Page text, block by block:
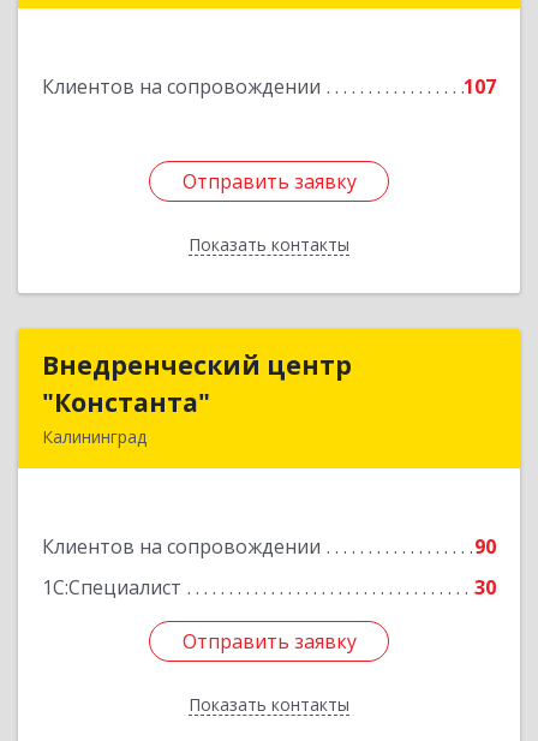
Клиентов на сопровождении 107
Отправить заявку
Показать контакты
Отправить заявку
Назад
Внедренческий центр
"Константа"
Калининград
Клиентов на сопровождении
90
1С:Специалист
30
Отправить заявку
Показать контакты
Внедренческий центр
Подробнее
Отправить заявку
Назад